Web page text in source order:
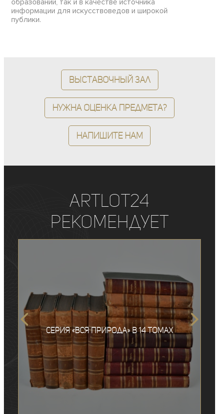
информации для искусствоведов и широкой
публики.
Выставочный зал
Нужна оценка предмета?
Напишите нам
ArtLot24
рекомендует
Серия «Вся природа» в 14 томах